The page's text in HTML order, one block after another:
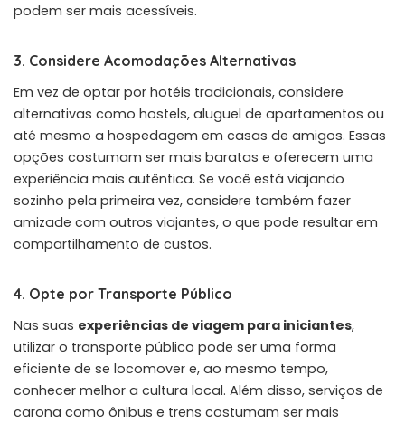
podem ser mais acessíveis.
3. Considere Acomodações Alternativas
Em vez de optar por hotéis tradicionais, considere
alternativas como hostels, aluguel de apartamentos ou
até mesmo a hospedagem em casas de amigos. Essas
opções costumam ser mais baratas e oferecem uma
experiência mais autêntica. Se você está viajando
sozinho pela primeira vez, considere também fazer
amizade com outros viajantes, o que pode resultar em
compartilhamento de custos.
4. Opte por Transporte Público
Nas suas experiências de viagem para iniciantes,
utilizar o transporte público pode ser uma forma
eficiente de se locomover e, ao mesmo tempo,
conhecer melhor a cultura local. Além disso, serviços de
carona como ônibus e trens costumam ser mais